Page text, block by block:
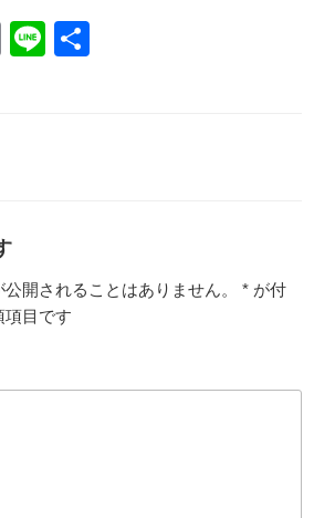
E
Li
開されることはありません。 * が付
項目です